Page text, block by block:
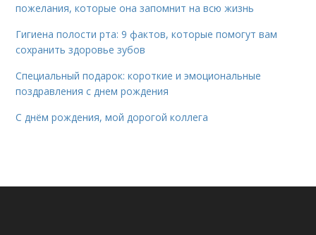
пожелания, которые она запомнит на всю жизнь
Гигиена полости рта: 9 фактов, которые помогут вам
сохранить здоровье зубов
Специальный подарок: короткие и эмоциональные
поздравления с днем рождения
С днём рождения, мой дорогой коллега